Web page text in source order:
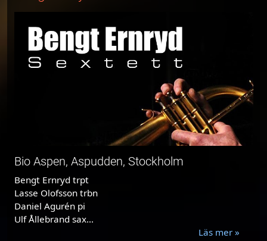
Bio Aspen, Aspudden, Stockholm
Bengt Ernryd trpt
Lasse Olofsson trbn
Daniel Agurén pi
Ulf Ållebrand sax...
Läs mer »